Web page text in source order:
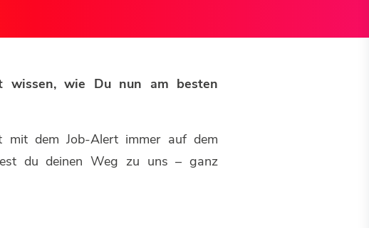
wie Du nun am besten
mit dem Job-Alert immer auf dem
du deinen Weg zu uns – ganz